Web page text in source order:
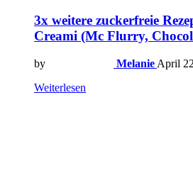
3x weitere zuckerfreie
Creami (Mc Flurry,
by Melanie April
Weiterlesen